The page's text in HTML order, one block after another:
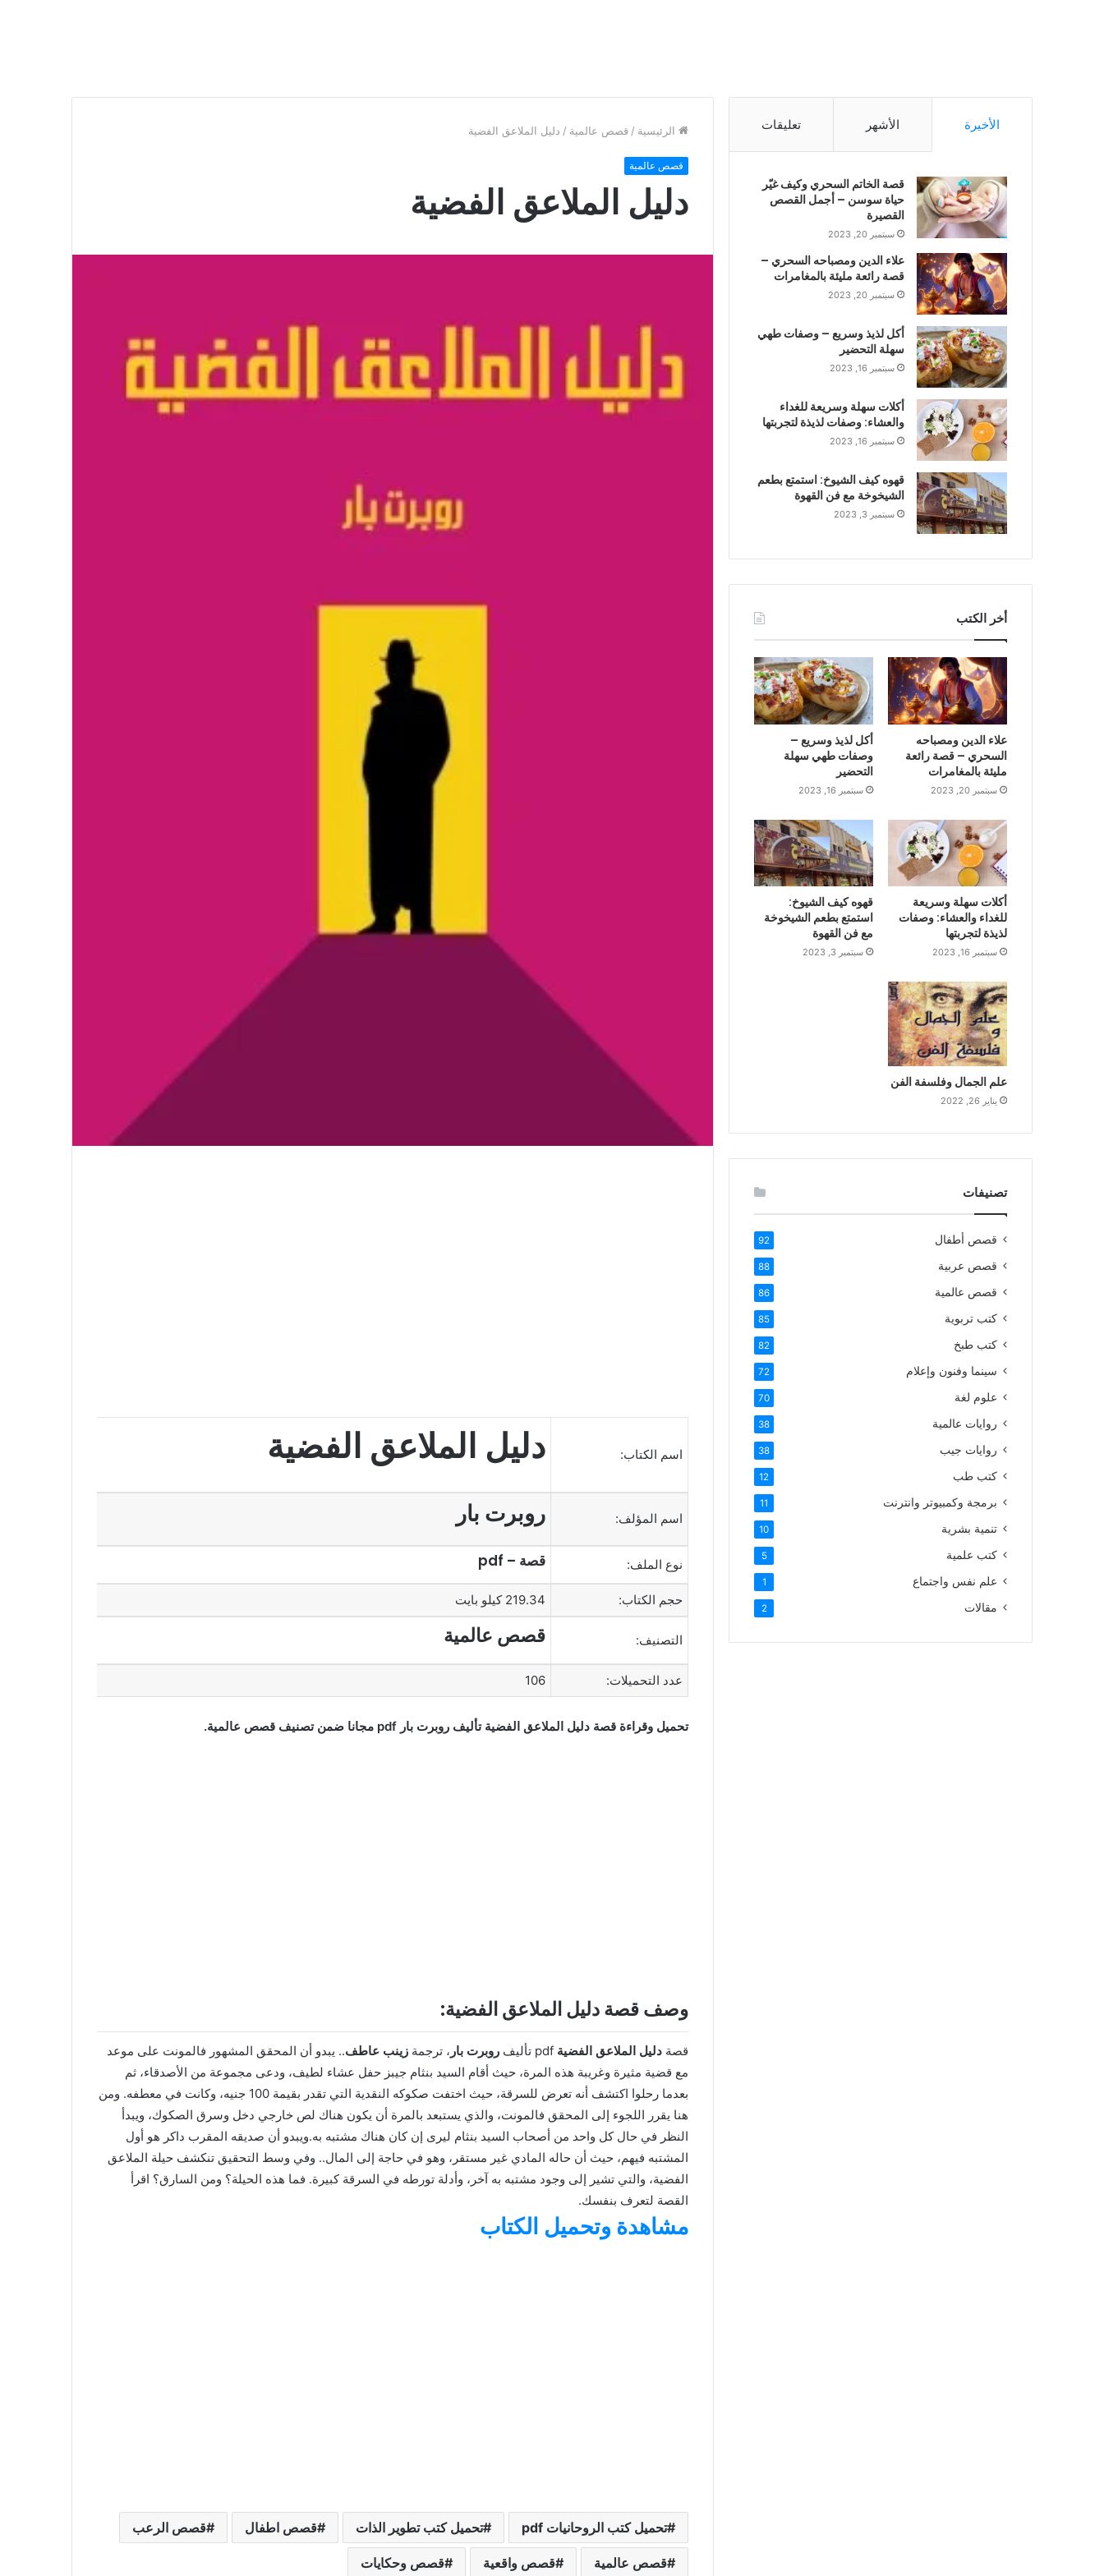
الرئيسية / قصص عالمية / دليل الملاعق الفضية
قصص عالمية
دليل الملاعق الفضية
اسم الكتاب: دليل الملاعق الفضية
اسم المؤلف: روبرت بار
نوع الملف: قصة – pdf
حجم الكتاب: 219.34 كيلو بايت
التصنيف: قصص عالمية
عدد التحميلات: 106
تحميل وقراءة قصة دليل الملاعق الفضية تأليف روبرت بار pdf مجانا ضمن تصنيف قصص عالمية.
وصف قصة دليل الملاعق الفضية:
قصة دليل الملاعق الفضية روبرت بار ، ترجمة زينب عاطف.. يبدو أن المحقق المشهور فالمونت على موعد
مع قضية مثيرة وغريبة هذه المرة، حيث أقام السيد بنثام جيبز حفل عشاء لطيف، ودعى مجموعة من الأصدقاء، ثم
بعدما رحلوا اكتشف أنه تعرض للسرقة، حيث اختفت صكوكه النقدية التي تقدر بقيمة 100 جنيه، وكانت في معطفه. ومن
هنا يقرر اللجوء إلى المحقق فالمونت، والذي يستبعد بالمرة أن يكون هناك لص خارجي دخل وسرق الصكوك، ويبدأ
النظر في حال كل واحد من أصحاب السيد بنثام ليرى إن كان هناك مشتبه به.ويبدو أن صديقه المقرب داكر هو أول
المشتبه فيهم، حيث أن حاله المادي غير مستقر، وهو في حاجة إلى المال.. وفي وسط التحقيق تنكشف حيلة الملاعق
الفضية، والتي تشير إلى وجود مشتبه به آخر، وأدلة تورطه في السرقة كبيرة. فما هذه الحيلة؟ ومن السارق؟ اقرأ
القصة لتعرف بنفسك.
مشاهدة وتحميل الكتاب
تحميل كتب الروحانيات pdf تحميل كتب تطوير الذات قصص اطفال قصص الرعب
قصص عالمية قصص واقعية قصص وحكايات
الأخيرة الأشهر تعليقات
قصة الخاتم السحري وكيف غيّر
حياة سوسن – أجمل القصص
القصيرة
سبتمبر 20, 2023
علاء الدين ومصباحه السحري –
قصة رائعة مليئة بالمغامرات
سبتمبر 20, 2023
أكل لذيذ وسريع – وصفات طهي
سهلة التحضير
سبتمبر 16, 2023
أكلات سهلة وسريعة للغداء
والعشاء: وصفات لذيذة لتجربتها
سبتمبر 16, 2023
قهوه كيف الشيوخ: استمتع بطعم
الشيخوخة مع فن القهوة
سبتمبر 3, 2023
أخر الكتب
علاء الدين ومصباحه
السحري – قصة رائعة
مليئة بالمغامرات
سبتمبر 20, 2023
أكل لذيذ وسريع –
وصفات طهي سهلة
التحضير
سبتمبر 16, 2023
أكلات سهلة وسريعة
للغداء والعشاء: وصفات
لذيذة لتجربتها
سبتمبر 16, 2023
قهوه كيف الشيوخ:
استمتع بطعم الشيخوخة
مع فن القهوة
سبتمبر 3, 2023
علم الجمال وفلسفة الفن
يناير 26, 2022
تصنيفات
قصص أطفال 92
قصص عربية 88
قصص عالمية 86
كتب تربوية 85
كتب طبخ 82
سينما وفنون وإعلام 72
علوم لغة 70
روايات عالمية 38
روايات جيب 38
كتب طب 12
برمجة وكمبيوتر وانترنت 11
تنمية بشرية 10
كتب علمية 5
علم نفس واجتماع 1
مقالات 2